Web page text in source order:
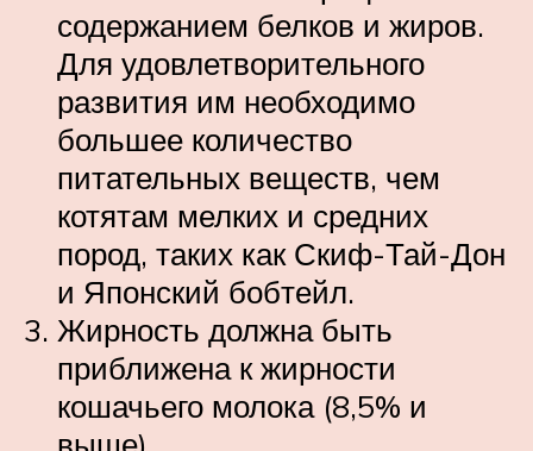
содержанием белков и жиров.
Для удовлетворительного
развития им необходимо
большее количество
питательных веществ, чем
котятам мелких и средних
пород, таких как Скиф-Тай-Дон
и Японский бобтейл.
Жирность должна быть
приближена к жирности
кошачьего молока (8,5% и